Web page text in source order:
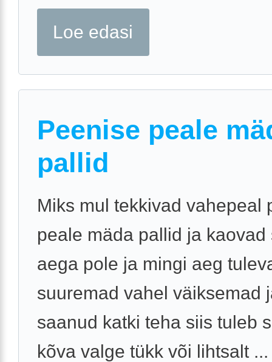
Loe edasi
Peenise peale
pallid
Miks mul tekkivad vahepeal
peale mäda pallid ja kaovad
aega pole ja mingi aeg
suuremad vahel väiksemad
saanud katki teha siis tuleb
kõva valge tükk või lihtsalt ...